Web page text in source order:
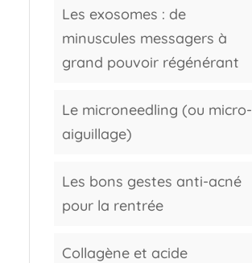
Les exosomes : de
minuscules messagers à
grand pouvoir régénérant
Le microneedling (ou micro-
aiguillage)
Les bons gestes anti-acné
pour la rentrée
Collagène et acide